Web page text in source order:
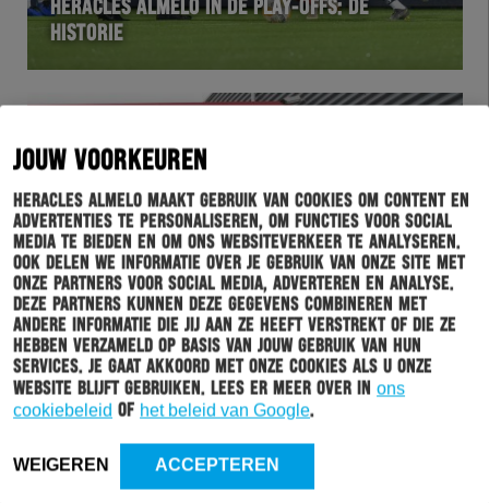
JOUW VOORKEUREN
Heracles Almelo maakt gebruik van cookies om content en
advertenties te personaliseren, om functies voor social
media te bieden en om ons websiteverkeer te analyseren.
Ook delen we informatie over je gebruik van onze site met
onze partners voor social media, adverteren en analyse.
Deze partners kunnen deze gegevens combineren met
andere informatie die jij aan ze heeft verstrekt of die ze
hebben verzameld op basis van jouw gebruik van hun
services. Je gaat akkoord met onze cookies als u onze
website blijft gebruiken. Lees er meer over in ons
cookiebeleid of het beleid van Google.
WEIGEREN ACCEPTEREN
HERACLES ALMELO IN DE PLAY-OFFS: DE
HISTORIE
BUSINESSCLUB 16-05-2019
DE WEDSTRIJDSPONSOR: VAN MOSSEL
AUTOLEASE HENGELO